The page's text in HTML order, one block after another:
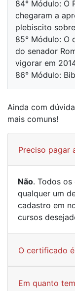
84° Módulo: O
chegaram a
plebiscito
85° Módulo: O
do senador
vigorar em
86° Módulo:
Ainda com
mais comuns!
Preciso pagar
Não. Todos
qualquer um
cadastro em
cursos
O certificado
Em quanto